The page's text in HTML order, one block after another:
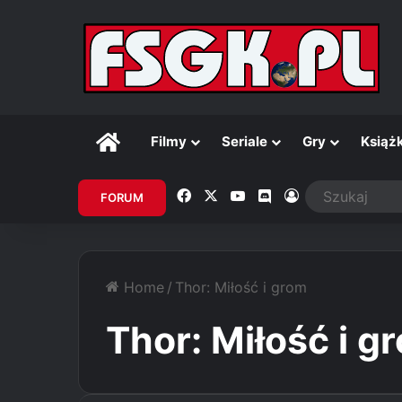
GłównaFilmy Seriale Gry
FORUM Facebook YouTubeDiscordZaloguj
Home / Thor: Miłość i grom
Thor: Miłość i